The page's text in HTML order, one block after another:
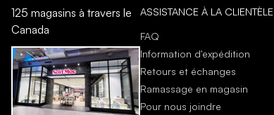
125 magasins à travers le
Canada
ASSISTANCE À LA CLIENTÈLE
FAQ
Information d'expédition
Retours et échanges
Ramassage en magasin
Pour nous joindre